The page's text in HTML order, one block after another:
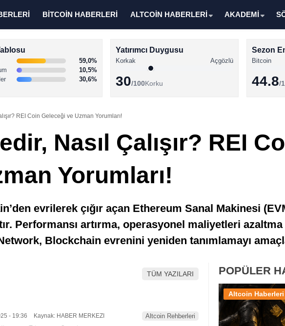
BİTCOİN HABERLERİ ALTCOİN HABERLERİ AKADEMİ
59,0%
10,5%
30,6%
Yatırımcı Duygusu
Korkak Açgözlü
30/100Korku
Sezon
Bitcoin
44.8/
REI Coin Geleceği ve Uzman Yorumları!
Nasıl Çalışır? REI
Yorumları!
evrilerek çığır açan Ethereum Sanal Makinesi
Performansı artırma, operasyonel maliyetleri azaltma
Blockchain evrenini yeniden tanımlamayı
TÜM YAZILARI
- 19:36 Kaynak: HABER MERKEZI Altcoin Rehberleri
POPÜLER
Altcoin Haberleri